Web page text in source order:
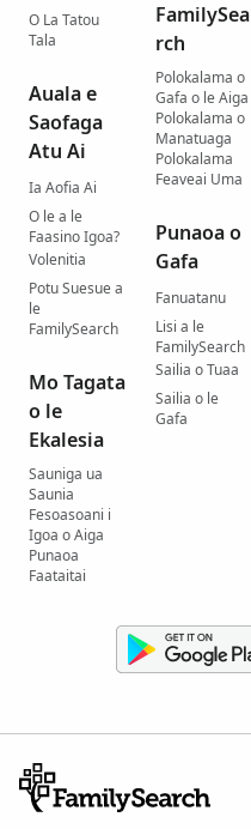
O La Tatou
Tala
Auala e
Saofaga
Atu Ai
Ia Aofia Ai
O le a le
Faasino Igoa?
Volenitia
Potu Suesue a
le
FamilySearch
Mo Tagata
o le
Ekalesia
Sauniga ua
Saunia
Fesoasoani i
Igoa o Aiga
Punaoa
Faataitai
FamilySea
rch
Polokalama o
Gafa o le Aiga
Polokalama o
Manatuaga
Polokalama
Feaveai Uma
Punaoa o
Gafa
Fanuatanu
Lisi a le
FamilySearch
Sailia o Tuaa
Sailia o le
Gafa